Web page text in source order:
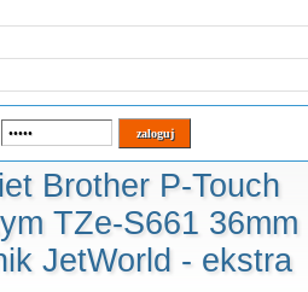
Brother P-Touch
TZe-S661 36mm
JetWorld - ekstra